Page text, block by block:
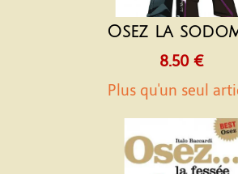
Osez la
8.50 €
Plus qu'un seul